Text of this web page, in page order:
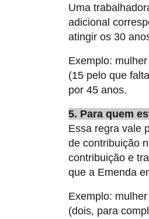
Uma
adicional
atingir os 30
Exemplo:
(15 pelo que
por 45 anos.
5. Para quem
Essa regra vale
de contribuição
contribuição e
que a Emenda
Exemplo:
(dois, para